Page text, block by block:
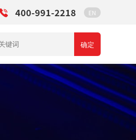
400-991-2218 EN
确定